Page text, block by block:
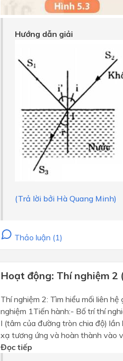
Hướng dẫn giải
(Trả lời bởi Hà Quang Minh)
Thảo luận (1)
Hoạt động: Thí nghiệm 2
Thí nghiệm 2: Tìm hiểu mối liên
nghiệm 1Tiến hành:- Bố trí thí
I (tâm của đường tròn chia độ) lần
xạ tương ứng và hoàn thành vào
Đọc tiếp